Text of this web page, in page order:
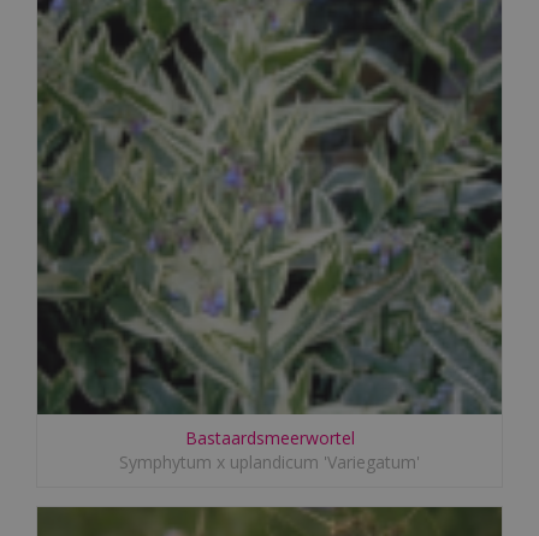
Bastaardsmeerwortel
Symphytum x uplandicum 'Variegatum'